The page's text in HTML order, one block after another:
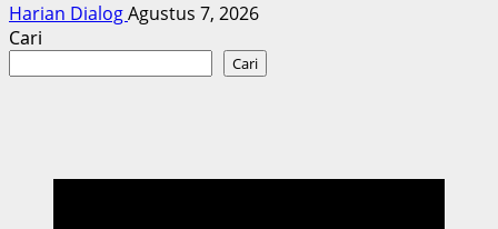
Harian DialogAgustus 7, 2026
Cari
Cari